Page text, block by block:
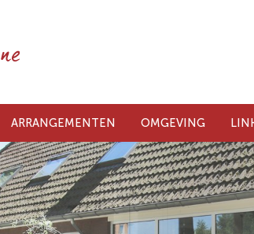
ARRANGEMENTEN OMGEVING